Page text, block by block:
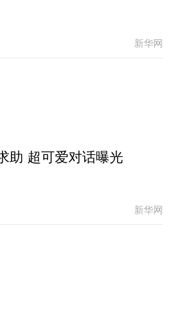
新华网
助 超可爱对话曝光
新华网